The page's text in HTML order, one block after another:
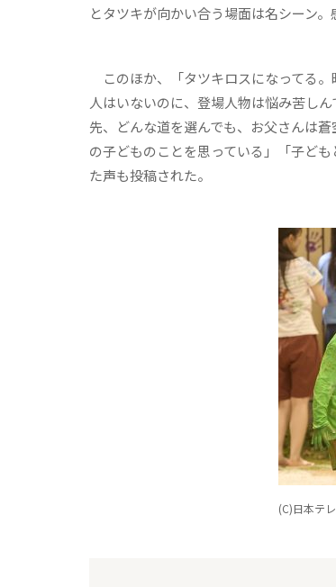
とタツキが向かい合う場面は名シーン
このほか、「タツキロスになってる
人はいないのに、登場人物は悩み苦し
先、どんな道を選んでも、お父さんは
の子どものことを思っている」「子ど
た声も投稿された。
(C)日本テ